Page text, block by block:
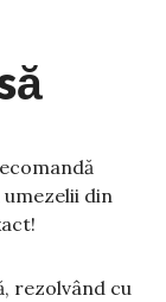
din
rezolvând cu